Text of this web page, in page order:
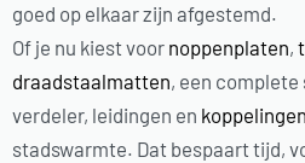
goed op elkaar zijn afgestemd.
Of je nu kiest voor noppenplaten,
draadstaalmatten, een
verdeler, leidingen en koppelingen
stadswarmte. Dat bespaart tijd,